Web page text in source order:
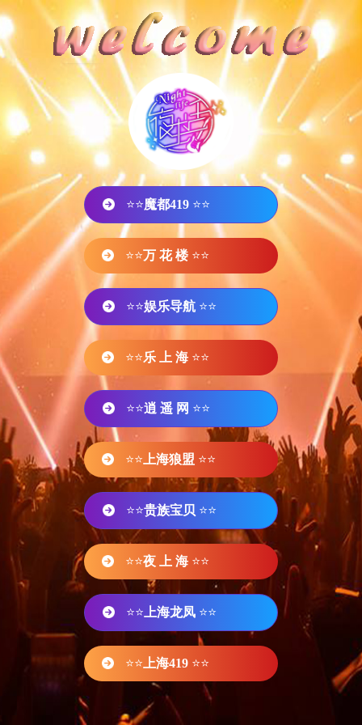
⭐⭐魔都419 ⭐⭐
⭐⭐万 花 楼 ⭐⭐
⭐⭐娱乐导航 ⭐⭐
⭐⭐乐 上 海 ⭐⭐
⭐⭐逍 遥 网 ⭐⭐
⭐⭐ 上海狼盟 ⭐⭐
⭐⭐贵族宝贝 ⭐⭐
⭐⭐夜 上 海 ⭐⭐
⭐⭐ 上海龙凤 ⭐⭐
⭐⭐ 上海419 ⭐⭐